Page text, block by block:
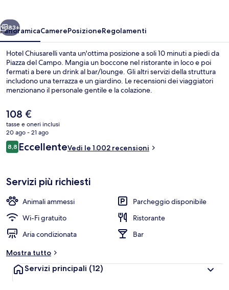
Avanti
83+
PanoramicaCamerePosizioneRegolamenti
Hotel Chiusarelli vanta un'ottima posizione a soli 10 minuti a piedi da
Piazza del Campo. Mangia un boccone nel ristorante in loco e poi
fermati a bere un drink al bar/lounge. Gli altri servizi della struttura
includono una terrazza e un giardino. Le recensioni dei viaggiatori
menzionano il personale gentile e la colazione.
Il
prezzo
attuale
è
108 €
108 €
tasse e oneri inclusi
20 ago - 21 ago
Recensioni
8,88,8 su 10
EccellenteVedi le 1.002 recensioni
Servizi più richiesti
Animali ammessi
Parcheggio disponibile
Wi-Fi gratuito
Ristorante
Aria condizionata
Bar
Mostra tutto
Servizi principali (12)